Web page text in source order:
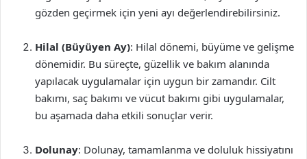
gözden geçirmek için yeni ayı değerlendirebilirsiniz.
Hilal (Büyüyen Ay): Hilal dönemi, büyüme ve gelişme
dönemidir. Bu süreçte, güzellik ve bakım alanında
yapılacak uygulamalar için uygun bir zamandır. Cilt
bakımı, saç bakımı ve vücut bakımı gibi uygulamalar,
bu aşamada daha etkili sonuçlar verir.
Dolunay: Dolunay, tamamlanma ve doluluk hissiyatını